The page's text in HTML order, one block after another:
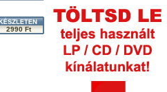
2990 Ft